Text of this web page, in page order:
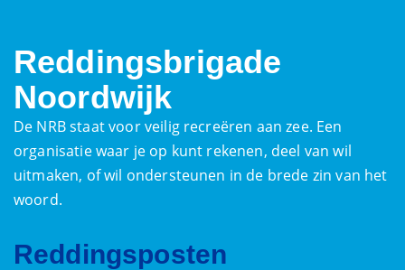
Reddingsbrigade
Noordwijk
De NRB staat voor veilig recreëren aan zee. Een
organisatie waar je op kunt rekenen, deel van wil
uitmaken, of wil ondersteunen in de brede zin van het
woord.
Reddingsposten